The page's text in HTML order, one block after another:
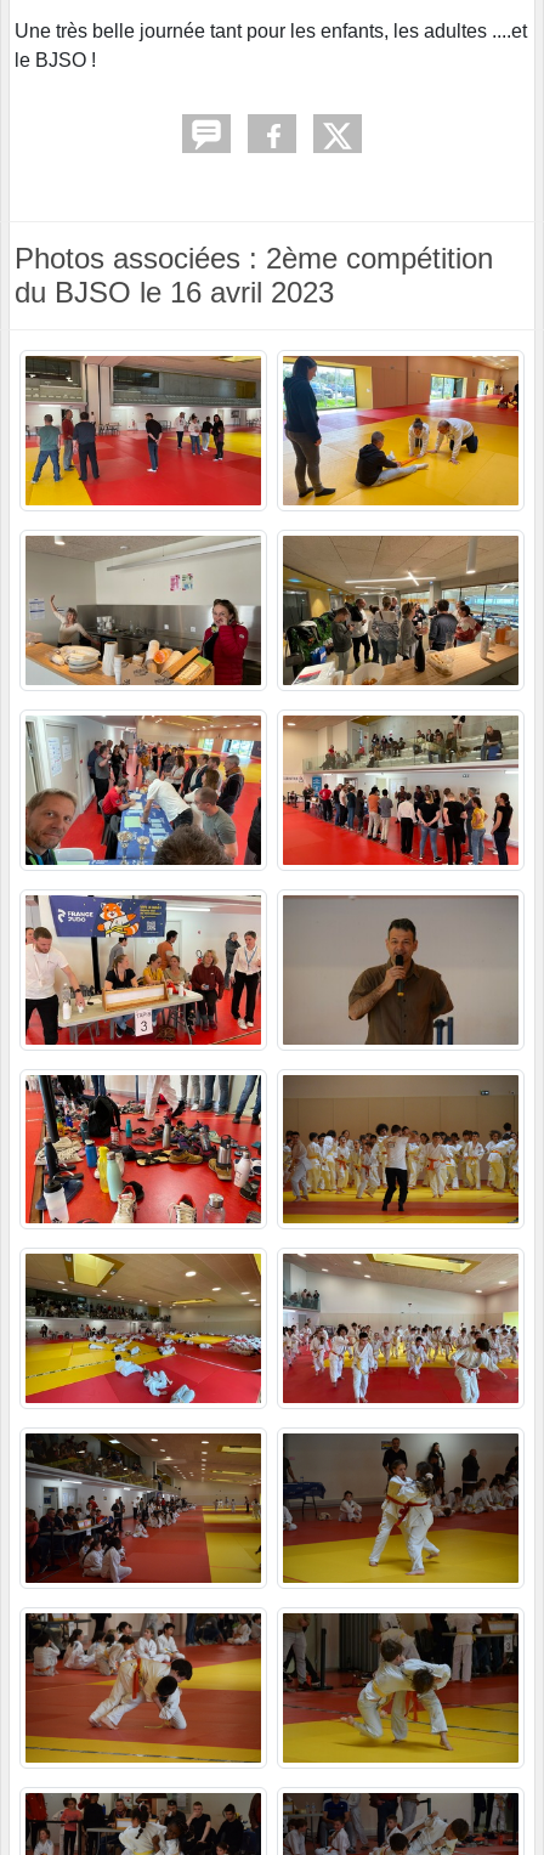
Une très belle journée tant pour les enfants, les adultes ....et
le BJSO !
Photos associées : 2ème compétition
du BJSO le 16 avril 2023